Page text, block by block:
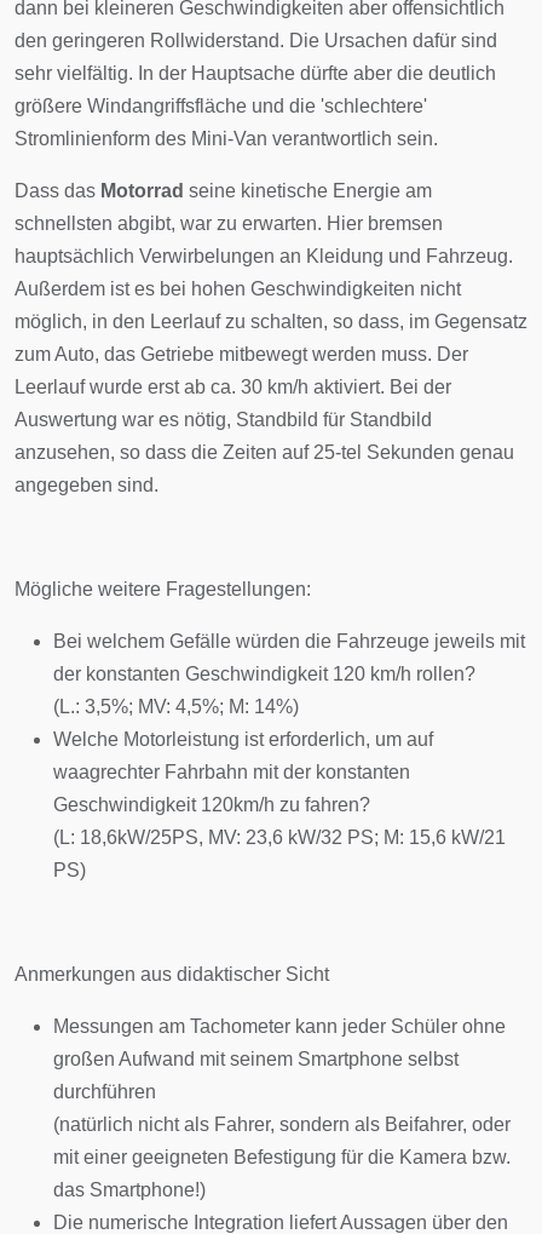
dann bei kleineren Geschwindigkeiten aber offensichtlich
den geringeren Rollwiderstand. Die Ursachen dafür sind
sehr vielfältig. In der Hauptsache dürfte aber die deutlich
größere Windangriffsfläche und die 'schlechtere'
Stromlinienform des Mini-Van verantwortlich sein.
Dass das Motorrad seine kinetische Energie am
schnellsten abgibt, war zu erwarten. Hier bremsen
hauptsächlich Verwirbelungen an Kleidung und Fahrzeug.
Außerdem ist es bei hohen Geschwindigkeiten nicht
möglich, in den Leerlauf zu schalten, so dass, im Gegensatz
zum Auto, das Getriebe mitbewegt werden muss. Der
Leerlauf wurde erst ab ca. 30 km/h aktiviert. Bei der
Auswertung war es nötig, Standbild für Standbild
anzusehen, so dass die Zeiten auf 25-tel Sekunden genau
angegeben sind.
Mögliche weitere Fragestellungen:
Bei welchem Gefälle würden die Fahrzeuge jeweils mit
der konstanten Geschwindigkeit 120 km/h rollen?
(L.: 3,5%; MV: 4,5%; M: 14%)
Welche Motorleistung ist erforderlich, um auf
waagrechter Fahrbahn mit der konstanten
Geschwindigkeit 120km/h zu fahren?
(L: 18,6kW/25PS, MV: 23,6 kW/32 PS; M: 15,6 kW/21
PS)
Anmerkungen aus didaktischer Sicht
Messungen am Tachometer kann jeder Schüler ohne
großen Aufwand mit seinem Smartphone selbst
durchführen
(natürlich nicht als Fahrer, sondern als Beifahrer, oder
mit einer geeigneten Befestigung für die Kamera bzw.
das Smartphone!)
Die numerische Integration liefert Aussagen über den